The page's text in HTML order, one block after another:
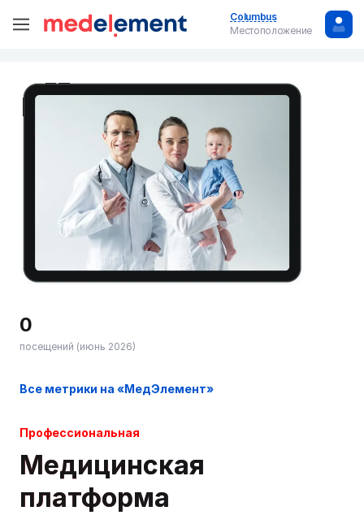
Columbus
Местоположение
0
посещений (июнь 2026)
Все метрики на «МедЭлемент»
Профессиональная
Медицинская
платформа